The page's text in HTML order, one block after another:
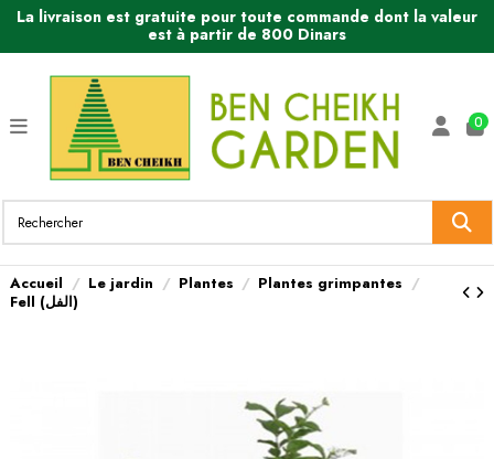
La livraison est gratuite pour toute commande dont la valeur
est à partir de 800 Dinars
0
Accueil Le jardin Plantes
Plantes grimpantes
Fell (الفل)